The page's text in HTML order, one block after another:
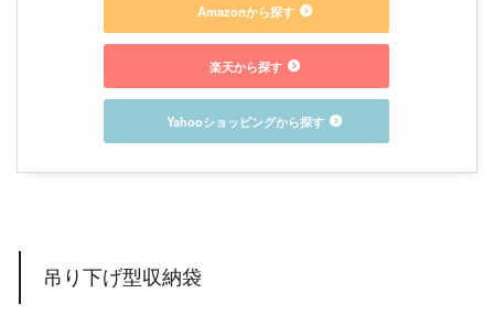
Amazonから探す
楽天から探す
Yahooショッピングから探す
吊り下げ型収納袋